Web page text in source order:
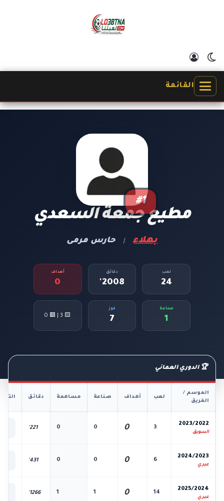
الوضع المظلم
القائمة
#1
مطيع جمعة السعدي
بهلاء | حارس مرمى
لعب
24
دقائق
2008'
أهداف
0
صناعة
1
فوز
7
🟨 3 | 🟥 0
🏆 الدوري العماني
الموسم /
الفريق
لعب أهداف صناعة مساهمة دقائق
2023/2022
السويق
3
0
0
0
221'
2024/2023
عبري
6
0
0
0
431'
2025/2024
عبري
14
0
1
1
1266'